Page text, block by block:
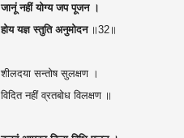
जानूं नहीं योग्य जप पूजन ।
होय यज्ञ स्तुति अनुमोदन॥32॥
शीलदया सन्तोष सुलक्षण ।
विदित नहीं व्रतबोध विलक्षण ॥